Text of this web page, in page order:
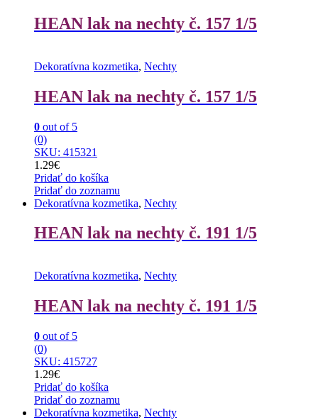
HEAN lak na nechty č. 157 1/5
Dekoratívna kozmetika, Nechty
HEAN lak na nechty č. 157 1/5
0 out of 5
(0)
SKU: 415321
1.29€
Pridať do košíka
Pridať do zoznamu
Dekoratívna kozmetika, Nechty
HEAN lak na nechty č. 191 1/5
Dekoratívna kozmetika, Nechty
HEAN lak na nechty č. 191 1/5
0 out of 5
(0)
SKU: 415727
1.29€
Pridať do košíka
Pridať do zoznamu
Dekoratívna kozmetika, Nechty